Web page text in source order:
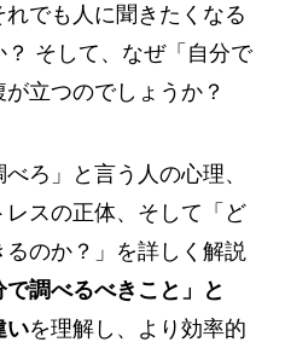
でも人に聞きたくなる
そして、なぜ「自分で
立つのでしょうか？
ろ」と言う人の心理、
スの正体、そして「ど
のか？」を詳しく解説
で調べるべきこと」と
いを理解し、より効率的